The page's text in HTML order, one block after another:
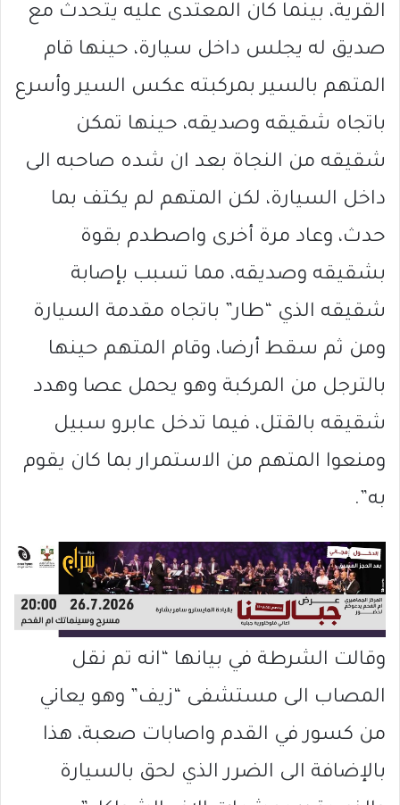
القرية، بينما كان المعتدى عليه يتحدث مع
صديق له يجلس داخل سيارة، حينها قام
المتهم بالسير بمركبته عكس السير وأسرع
باتجاه شقيقه وصديقه، حينها تمكن
شقيقه من النجاة بعد ان شده صاحبه الى
داخل السيارة، لكن المتهم لم يكتف بما
حدث، وعاد مرة أخرى واصطدم بقوة
بشقيقه وصديقه، مما تسبب بإصابة
شقيقه الذي “طار” باتجاه مقدمة السيارة
ومن ثم سقط أرضا، وقام المتهم حينها
بالترجل من المركبة وهو يحمل عصا وهدد
شقيقه بالقتل، فيما تدخل عابرو سبيل
ومنعوا المتهم من الاستمرار بما كان يقوم
به”.
وقالت الشرطة في بيانها “انه تم نقل
المصاب الى مستشفى “زيف” وهو يعاني
من كسور في القدم واصابات صعبة، هذا
بالإضافة الى الضرر الذي لحق بالسيارة